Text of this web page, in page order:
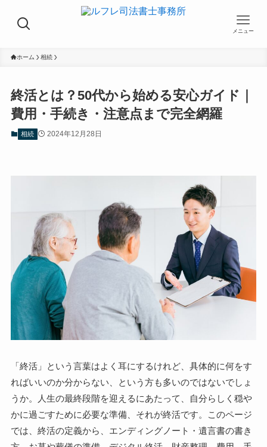
メニュー
ホーム 相続
終活とは？50代から始める安心ガイド｜
費用・手続き・注意点まで完全網羅
相続 2024年12月28日
「終活」という言葉はよく耳にするけれど、具体的に何をす
ればいいのか分からない、という方も多いのではないでしょ
うか。人生の最終段階を迎えるにあたって、自分らしく穏や
かに過ごすために必要な準備、それが終活です。このページ
では、終活の定義から、エンディングノート・遺言書の書き